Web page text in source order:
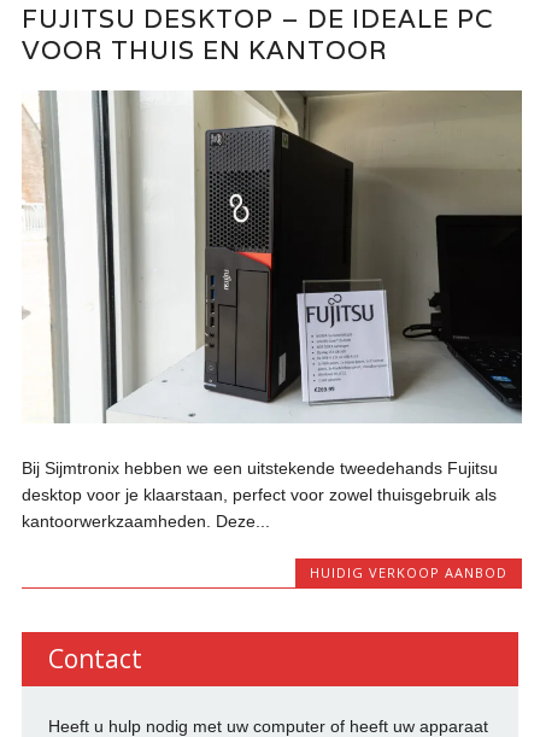
FUJITSU DESKTOP – DE IDEALE PC
VOOR THUIS EN KANTOOR
Bij Sijmtronix hebben we een uitstekende tweedehands Fujitsu
desktop voor je klaarstaan, perfect voor zowel thuisgebruik als
kantoorwerkzaamheden. Deze...
HUIDIG VERKOOP AANBOD
Contact
Heeft u hulp nodig met uw computer of heeft uw apparaat